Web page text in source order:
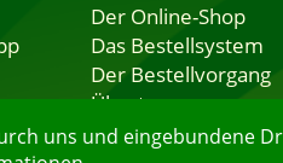
uns und eingebundene
Der Online-Shop
Das Bestellsystem
Der Bestellvorgang
Übertragung
Testshop